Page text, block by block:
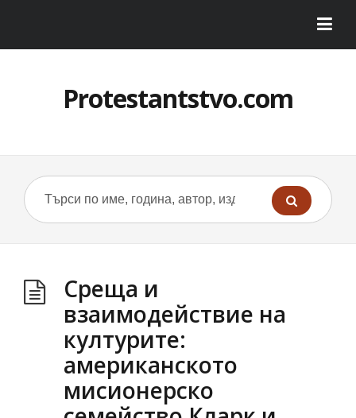
Protestantstvo.com
Среща и
взаимодействие на
културите:
американското
мисионерско